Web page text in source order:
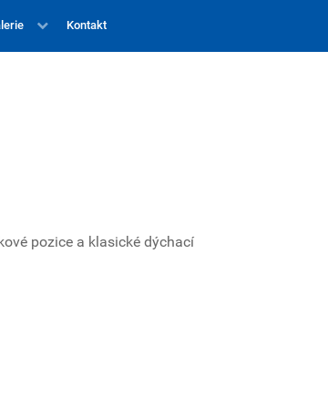
Kontakt
pozice a klasické dýchací